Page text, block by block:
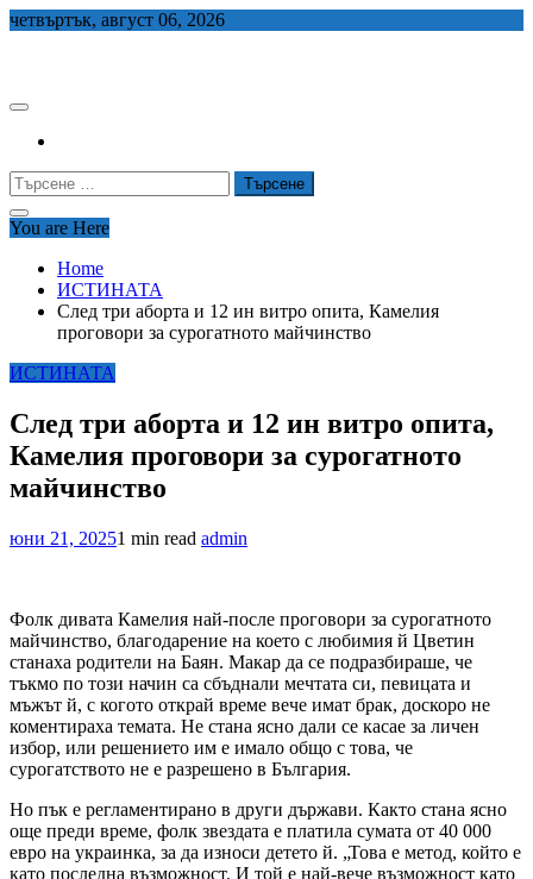
Skip
четвъртък, август 06, 2026
Търсене
за:
You are Here
Home
ИСТИНАТА
След три аборта и 12 ин витро опита, Камелия
проговори за сурогатното майчинство
ИСТИНАТА
След три аборта и 12 ин витро опита,
Камелия проговори за сурогатното
майчинство
юни 21, 20251 min read admin
Фолк дивата Камелия най-после проговори за сурогатното
майчинство, благодарение на което с любимия й Цветин
станаха родители на Баян. Макар да се подразбираше, че
тъкмо по този начин са сбъднали мечтата си, певицата и
мъжът й, с когото открай време вече имат брак, доскоро не
коментираха темата. Не стана ясно дали се касае за личен
избор, или решението им е имало общо с това, че
сурогатството не е разрешено в България.
Но пък е регламентирано в други държави. Както стана ясно
още преди време, фолк звездата е платила сумата от 40 000
евро на украинка, за да износи детето й. „Това е метод, който е
като последна възможност. И той е най-вече възможност като